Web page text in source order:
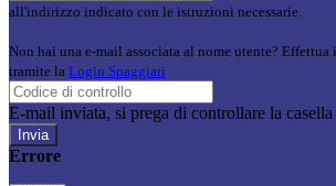
all'indirizzo indicato con le istruzioni necessarie.
Non hai una e-mail associata al nome utente? Effettua
tramite la Login Spaggiari
E-mail inviata, si prega di controllare la
Errore